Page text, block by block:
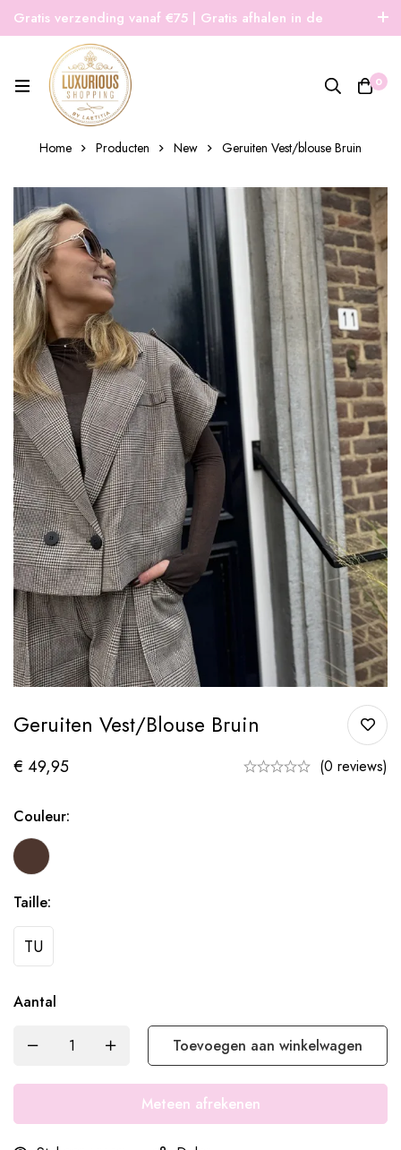
Gratis verzending vanaf €75 | Gratis afhalen in de
winkel | Snelle verzending
0
Home Producten New Geruiten Vest/blouse Bruin
Geruiten Vest/blouse Bruin
€ 49,95 (0 reviews)
Couleur:
Taille:
TU
Aantal
Toevoegen aan winkelwagen
Meteen afrekenen